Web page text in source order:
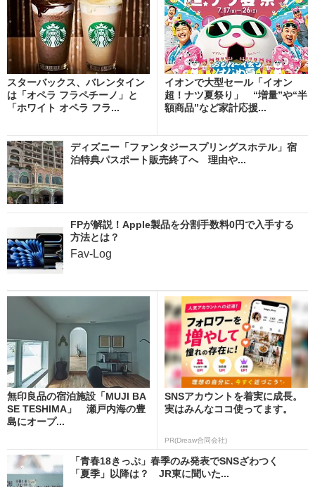
スターバックス、バレンタイン
は「オペラ フラペチーノ」と
「ホワイト オペラ フラ...
イオンで大型セール「イオン
超！ナツ夏祭り」 “増量”や“半
額商品”など家計応援...
ディズニー「ファンタジースプリングスホテル」宿
泊特典パスポート販売終了へ 理由や...
FPが解説！Apple製品を分割手数料0円で入手する
方法とは？
Fav-Log
無印良品の宿泊施設「MUJI BA
SE TESHIMA」 瀬戸内海の豊
島にオープ...
SNSアカウントを着実に成長。
実はみんなココ使ってます。
PR(Dreaw合同会社)
「青春18きっぷ」春季のみ発表でSNSざわつく
「夏季」以降は？ JR東に聞いた...